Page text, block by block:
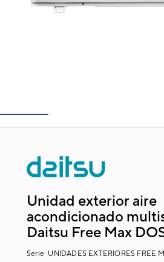
Unidad exterior aire
acondicionado
Daitsu Free Max
Serie UNIDADES EXTERIORES FREE